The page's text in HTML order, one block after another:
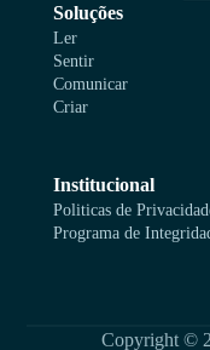
Soluções
Ler
Sentir
Comunicar
Criar
Institucional
Politicas de
Programa de
Copyright ©